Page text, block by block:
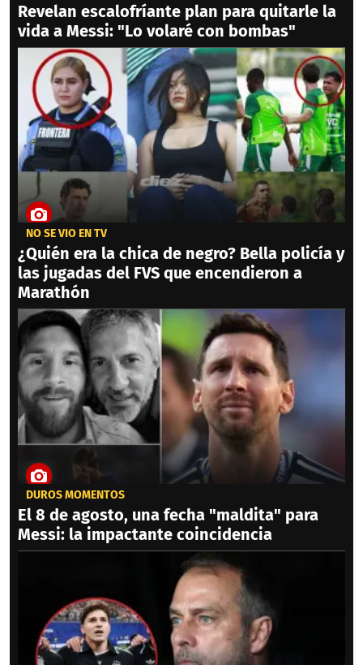
Revelan escalofríante plan para quitarle la
vida a Messi: "Lo volaré con bombas"
NO SE VIO EN TV
¿Quién era la chica de negro? Bella policía y
las jugadas del FVS que encendieron a
Marathón
DUROS MOMENTOS
El 8 de agosto, una fecha "maldita" para
Messi: la impactante coincidencia